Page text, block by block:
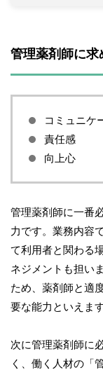
管理薬剤師に求
コミュニケ
責任感
向上心
管理薬剤師に一番
力です。業務内容
て利用者と関わる
ネジメントも担い
ため、薬剤師と適
要な能力といえます
次に管理薬剤師に
く、働く人材の「